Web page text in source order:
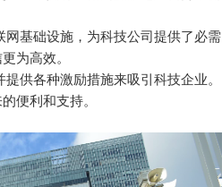
基础设施，为科技公司提供了必需
为高效。
供各种激励措施来吸引科技企业。
便利和支持。